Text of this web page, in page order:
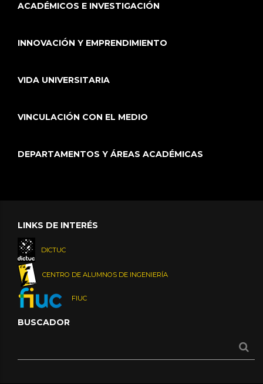
ACADÉMICOS E INVESTIGACIÓN
INNOVACIÓN Y EMPRENDIMIENTO
VIDA UNIVERSITARIA
VINCULACIÓN CON EL MEDIO
DEPARTAMENTOS Y ÁREAS ACADÉMICAS
LINKS DE INTERÉS
DICTUC
CENTRO DE ALUMNOS DE INGENIERÍA
FIUC
BUSCADOR